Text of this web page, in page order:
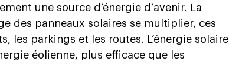
une source d’énergie d’avenir. La
des panneaux solaires se multiplier, ces
les parkings et les routes. L’énergie solaire
éolienne, plus efficace que les